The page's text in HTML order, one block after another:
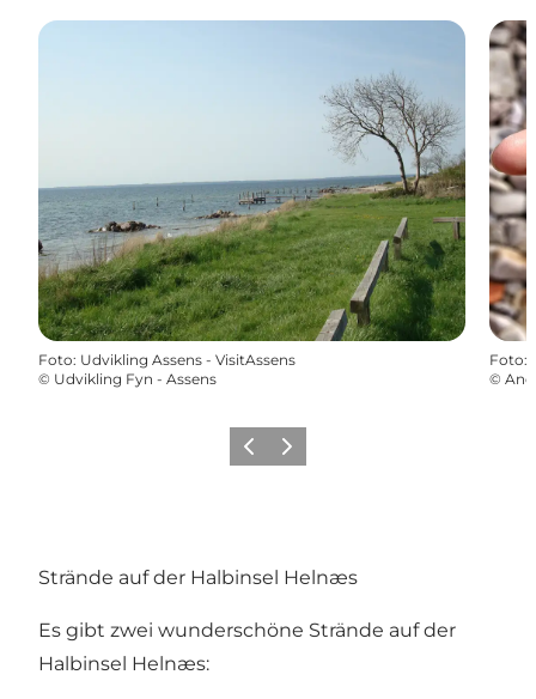
Foto: Udvikling Assens - VisitAssens
© Udvikling Fyn - Assens
Foto:
©
ZurückWeiter
Strände auf der Halbinsel Helnæs
Es gibt zwei wunderschöne Strände auf der
Halbinsel Helnæs: